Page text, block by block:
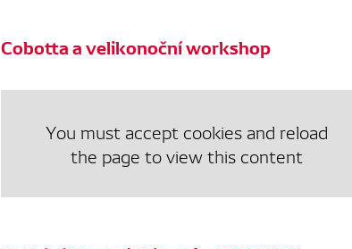
Cobotta a velikonoční workshop
You must accept cookies and reload
the page to view this content